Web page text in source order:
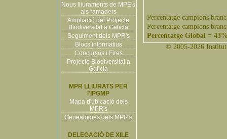
Nous lliuraments de MPE's
als ramaders
Ampliació del Projecte
Biodiversitat a Galicia
Seguiment dels MPR's
Blocs informatius
Concursos i Fires
Projecte Biodiversitat a
Galicia
MPR LLIURATS PER
l'IPGMP
Mapa d'ubicació dels
MPR's
Genealogies dels MPR's
DELEGACIÓ DE XILE
Percentatge campions
Percentatge campions
Percentatge Global =
© 2005-2026 Institut